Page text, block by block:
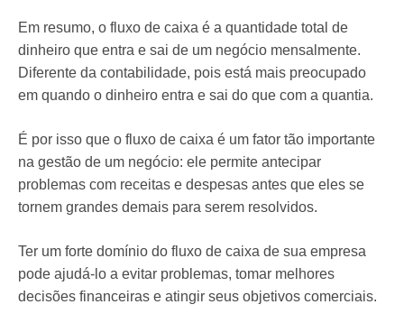
Em resumo, o fluxo de caixa é a quantidade total de
dinheiro que entra e sai de um negócio mensalmente.
Diferente da contabilidade, pois está mais preocupado
em quando o dinheiro entra e sai do que com a quantia.
É por isso que o fluxo de caixa é um fator tão importante
na gestão de um negócio: ele permite antecipar
problemas com receitas e despesas antes que eles se
tornem grandes demais para serem resolvidos.
Ter um forte domínio do fluxo de caixa de sua empresa
pode ajudá-lo a evitar problemas, tomar melhores
decisões financeiras e atingir seus objetivos comerciais.